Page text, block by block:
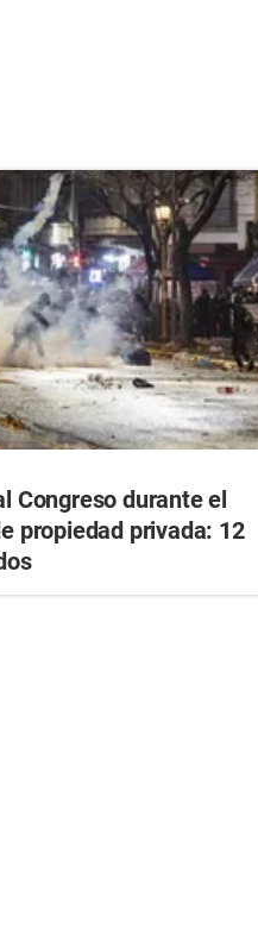
Congreso durante el
propiedad privada: 12